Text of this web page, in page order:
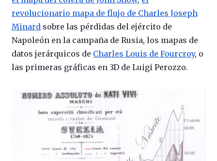
revolucionario mapa de flujo de Charles Joseph
Minard sobre las pérdidas del ejército de
Napoleón en la campaña de Rusia, los mapas de
datos jerárquicos de Charles Louis de Fourcroy, o
las primeras gráficas en 3D de Luigi Perozzo.